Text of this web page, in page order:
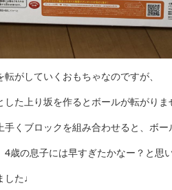
がしていくおもちゃなのですが、
た上り坂を作るとボールが転がりま
くブロックを組み合わせると、ボー
歳の息子には早すぎたかなー？と思い
した♩